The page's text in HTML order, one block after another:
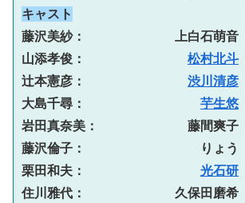
キャスト
藤沢美紗：　　　　　　　上白石萌音
山添孝俊： 松村北斗
辻本憲彦： 渋川清彦
大島千尋： 芋生悠
岩田真奈美：　　　　　　　藤間爽子
藤沢倫子：　　　　　　　　　りょう
栗田和夫： 光石研
住川雅代：　　　　　　　久保田磨希